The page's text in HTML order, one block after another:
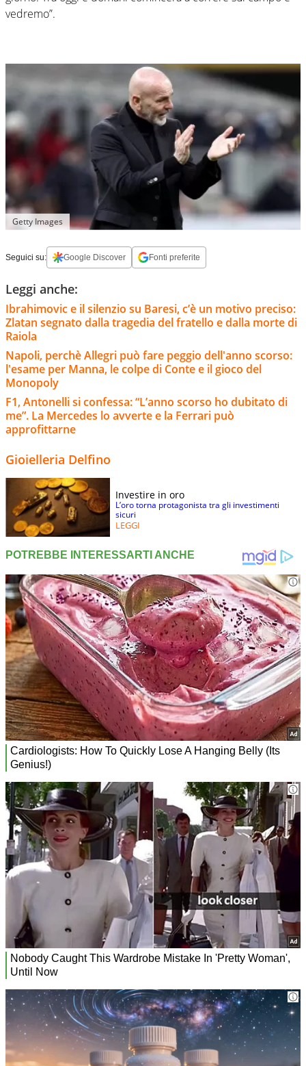
vedremo”.
Getty Images
Seguici su: Google Discover Fonti preferite
Leggi anche:
Ibrahimovic e il silenzio su Baresi, c’è un motivo preciso:
Zlatan segnato dalla tragedia del fratello e dalla morte di
Raiola
Napoli, perchè Allegri può fare peggio dell'anno scorso:
l'esame per Manna, le colpe di Conte e il gioco del
Monopoly
F1, Antonelli si confessa: “L’anno scorso ho dubitato di
me”. La Mercedes lo avverte e la Ferrari può
approfittarne
Gioielleria Delfino
Investire in oro
L’oro torna protagonista tra gli investimenti
sicuri
LEGGI